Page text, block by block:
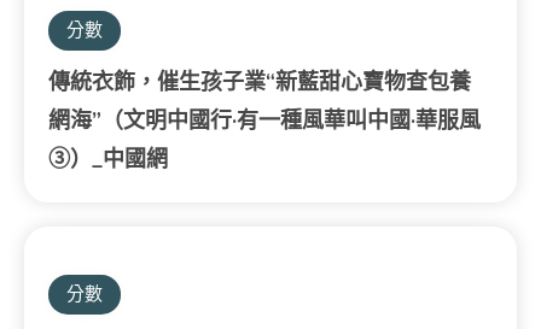
分數
傳統衣飾，催生孩子業“新藍甜心寶物查包養
網海”（文明中國行·有一種風華叫中國·華服風
③）_中國網
分數